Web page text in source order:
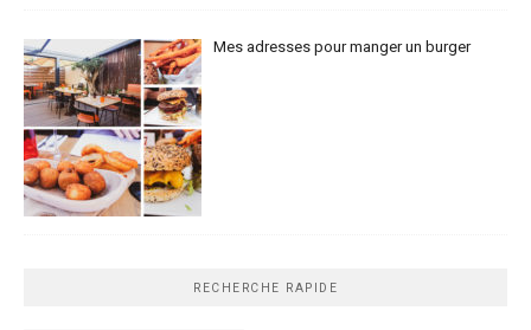
Mes adresses pour manger un burger
RECHERCHE RAPIDE